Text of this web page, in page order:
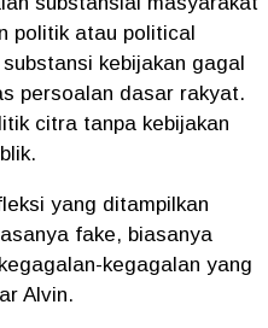
politik atau political
kebijakan gagal
persoalan dasar rakyat.
citra tanpa kebijakan
yang ditampilkan
fake, biasanya
kegagalan yang
Alvin.